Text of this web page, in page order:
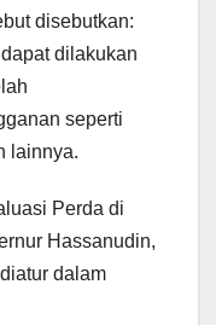
disebutkan:
dilakukan
seperti
lainnya.
Perda di
Hassanudin,
dalam